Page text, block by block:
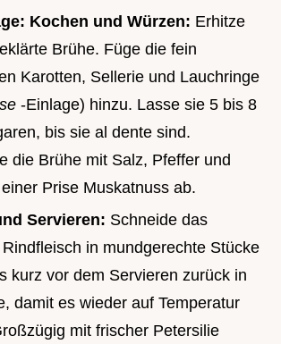
Kochen und Würzen: Erhitze
Brühe. Füge die fein
Karotten, Sellerie und Lauchringe
-Einlage) hinzu. Lasse sie 5 bis 8
bis sie al dente sind.
die Brühe mit Salz, Pfeffer und
Prise Muskatnuss ab.
Servieren: Schneide das
in mundgerechte Stücke
kurz vor dem Servieren zurück in
damit es wieder auf Temperatur
mit frischer Petersilie